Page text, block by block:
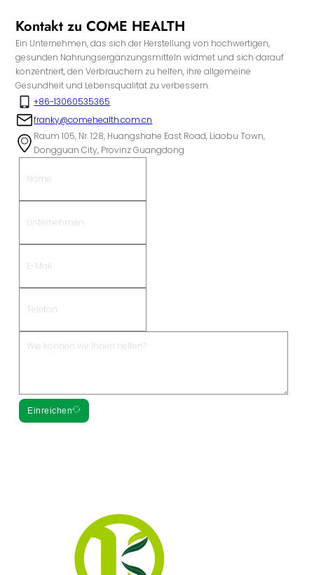
Kontakt zu COME HEALTH
Ein Unternehmen, das sich der Herstellung von hochwertigen,
gesunden Nahrungsergänzungsmitteln widmet und sich darauf
konzentriert, den Verbrauchern zu helfen, ihre allgemeine
Gesundheit und Lebensqualität zu verbessern.
+86-13060535365
franky@comehealth.com.cn
Raum 105, Nr. 128, Huangshahe East Road, Liaobu Town,
Dongguan City, Provinz Guangdong
Einreichen